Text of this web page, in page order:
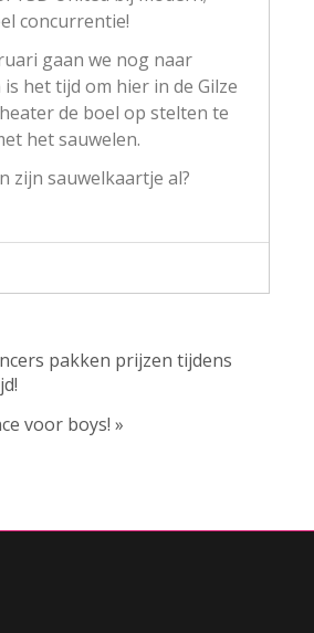
concurrentie!
gaan we nog naar
het tijd om hier in de Gilze
de boel op stelten te
het sauwelen.
zijn sauwelkaartje al?
pakken prijzen tijdens
voor boys! »